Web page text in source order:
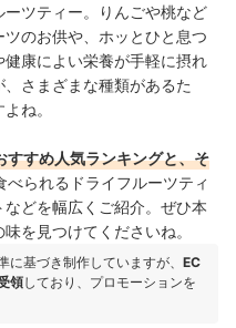
ツティー。りんごや桃など
のお供や、ホッとひと息つ
康によい栄養が手軽に摂れ
さまざまな種類があるた
ね。
すすめ人気ランキングと、そ
べられるドライフルーツティ
どを幅広くご紹介。ぜひ本
を見つけてくださいね。
基づき制作していますが、 EC
領しており、プロモーションを